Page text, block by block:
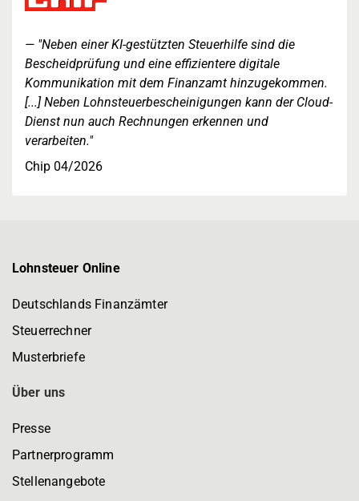
"Neben einer KI-gestützten Steuerhilfe sind die
Bescheidprüfung und eine effizientere digitale
Kommunikation mit dem Finanzamt hinzugekommen.
[...] Neben Lohnsteuerbescheinigungen kann der Cloud-
Dienst nun auch Rechnungen erkennen und
verarbeiten."
Chip 04/2026
Lohnsteuer Online
Deutschlands Finanzämter
Steuerrechner
Musterbriefe
Über uns
Presse
Partnerprogramm
Stellenangebote